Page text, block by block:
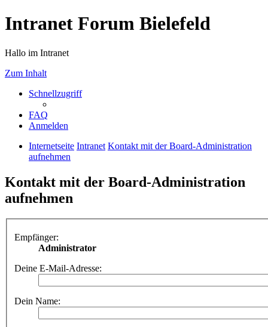
Intranet Forum Bielefeld
Hallo im Intranet
Zum Inhalt
Schnellzugriff
FAQ
Anmelden
Internetseite Intranet Kontakt mit der Board-Administration
aufnehmen
Kontakt mit der Board-Administration
aufnehmen
Empfänger:
Administrator
Deine E-Mail-Adresse:
Dein Name: